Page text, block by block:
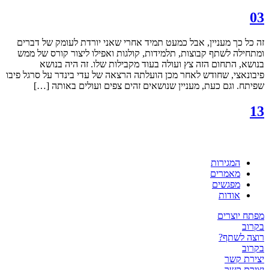
03
זה כל כך מעניין, אבל כמעט תמיד אחרי שאני יורדת לעומק של דברים
ומתחילה לשתף קבוצות, תלמידות, קולגות ואפילו ליצור קורס של ממש
בנושא, התחום הזה צץ ועולה בעוד מקבילות שלו. זה היה בנושא
פיבונאצי, שחודש לאחר מכן הועלתה הרצאה של עדי בינדר על סרגל פיבו
שפיתח. וגם כעת, מעניין שנושאים זהים צפים ועולים באותה […]
13
המגירות
מאמרים
מפגשים
אודות
מפתח יוצרים
בקרוב
רוצה לשתף?
בקרוב
יצירת קשר